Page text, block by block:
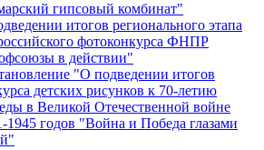
гипсовый комбинат"
итогов регионального этапа
фотоконкурса ФНПР
в действии"
"О подведении итогов
детских рисунков к 70-летию
в Великой Отечественной войне
1945 годов "Война и Победа глазами